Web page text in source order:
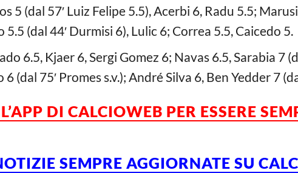
5 (dal 57′ Luiz Felipe 5.5), Acerbi 6, Radu 5.5;
5.5 (dal 44′ Durmisi 6), Lulic 6; Correa 5.5, Caicedo 5.
6.5, Kjaer 6, Sergi Gomez 6; Navas 6.5, Sarabia 7
(dal 75′ Promes s.v.); André Silva 6, Ben Yedder 7
DI CALCIOWEB PER ESSERE
SEMPRE AGGIORNATE SU